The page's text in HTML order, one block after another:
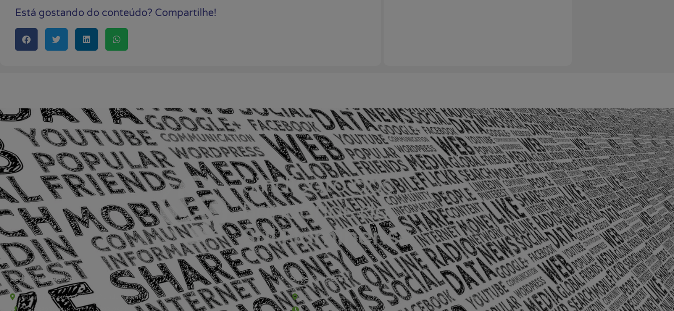
Está gostando do conteúdo? Compartilhe!
Sede Barra Mansa
Rua Rio Branco, nº107 (2º andar), Centro - Cep: 27.330-030
Sede Campestre:
Estrada Governador Chagas Freitas – 3.780 – Colônia Santo Antônio – Barra Mansa